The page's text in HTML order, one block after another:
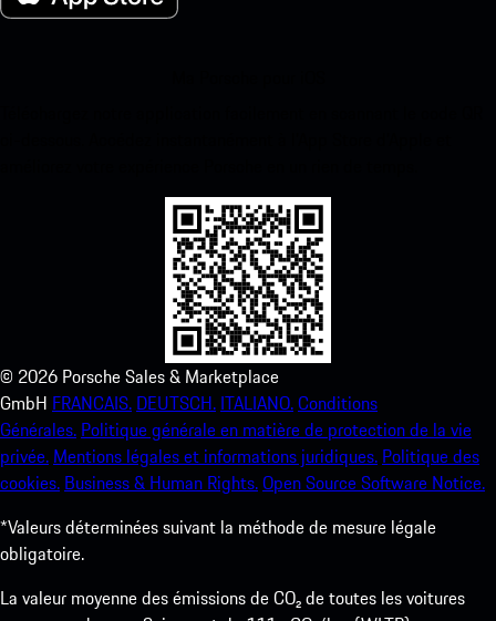
© 2026 Porsche Sales & Marketplace
GmbH FRANCAIS. DEUTSCH. ITALIANO.Conditions
Générales. Politique générale en matière de protection de la vie
privée. Mentions légales et informations juridiques. Politique des
cookies. Business & Human Rights.Open Source Software Notice.
*Valeurs déterminées suivant la méthode de mesure légale
obligatoire.
La valeur moyenne des émissions de CO₂ de toutes les voitures